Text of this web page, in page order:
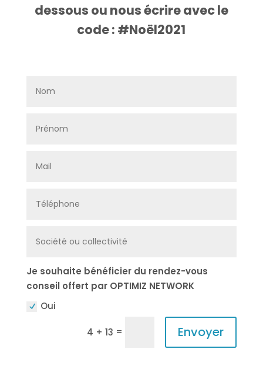
dessous ou nous écrire avec le
code : #Noël2021
Je souhaite bénéficier du rendez-vous
conseil offert par OPTIMIZ NETWORK
Oui
4 + 13 = Envoyer